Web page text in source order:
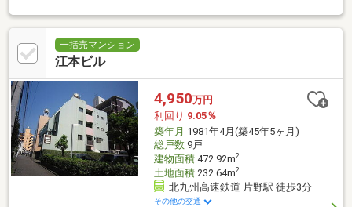
一括売マンション
江本ビル
4,950万円
利回り 9.05％
築年月 1981年4月(築45年5ヶ月)
総戸数9戸
建物面積472.92m2
土地面積232.64m2
北九州高速鉄道 片野駅 徒歩3分
その他の交通